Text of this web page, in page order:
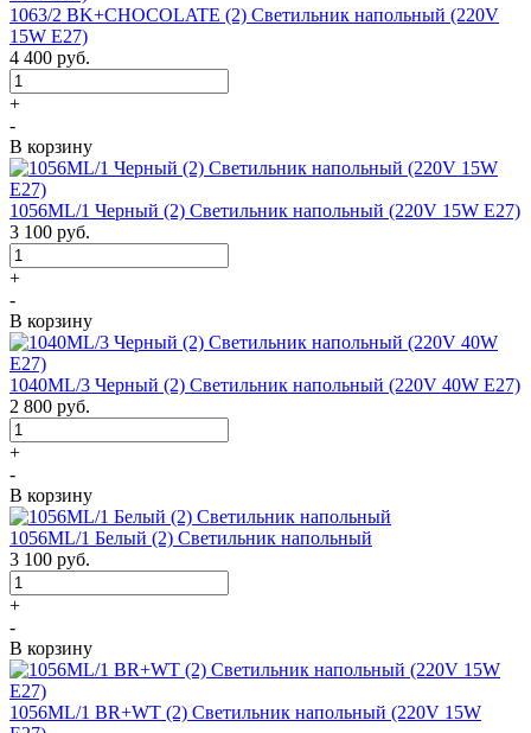
1063/2 BK+CHOCOLATE (2) Светильник напольный (220V
15W E27)
4 400 руб.
+
-
В корзину
1056ML/1 Черный (2) Светильник напольный (220V 15W E27)
3 100 руб.
+
-
В корзину
1040ML/3 Черный (2) Светильник напольный (220V 40W E27)
2 800 руб.
+
-
В корзину
1056ML/1 Белый (2) Светильник напольный
3 100 руб.
+
-
В корзину
1056ML/1 BR+WT (2) Светильник напольный (220V 15W